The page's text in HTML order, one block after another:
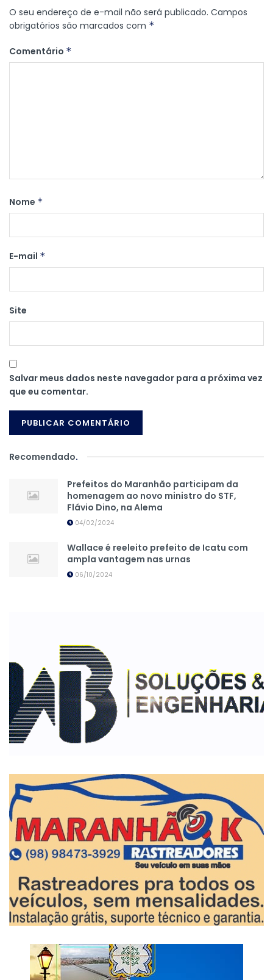
O seu endereço de e-mail não será publicado. Campos
obrigatórios são marcados com *
Comentário *
Nome *
E-mail *
Site
Salvar meus dados neste navegador para a próxima vez
que eu comentar.
Recomendado.
Prefeitos do Maranhão participam da
homenagem ao novo ministro do STF,
Flávio Dino, na Alema
04/02/2024
Wallace é reeleito prefeito de Icatu com
ampla vantagem nas urnas
06/10/2024